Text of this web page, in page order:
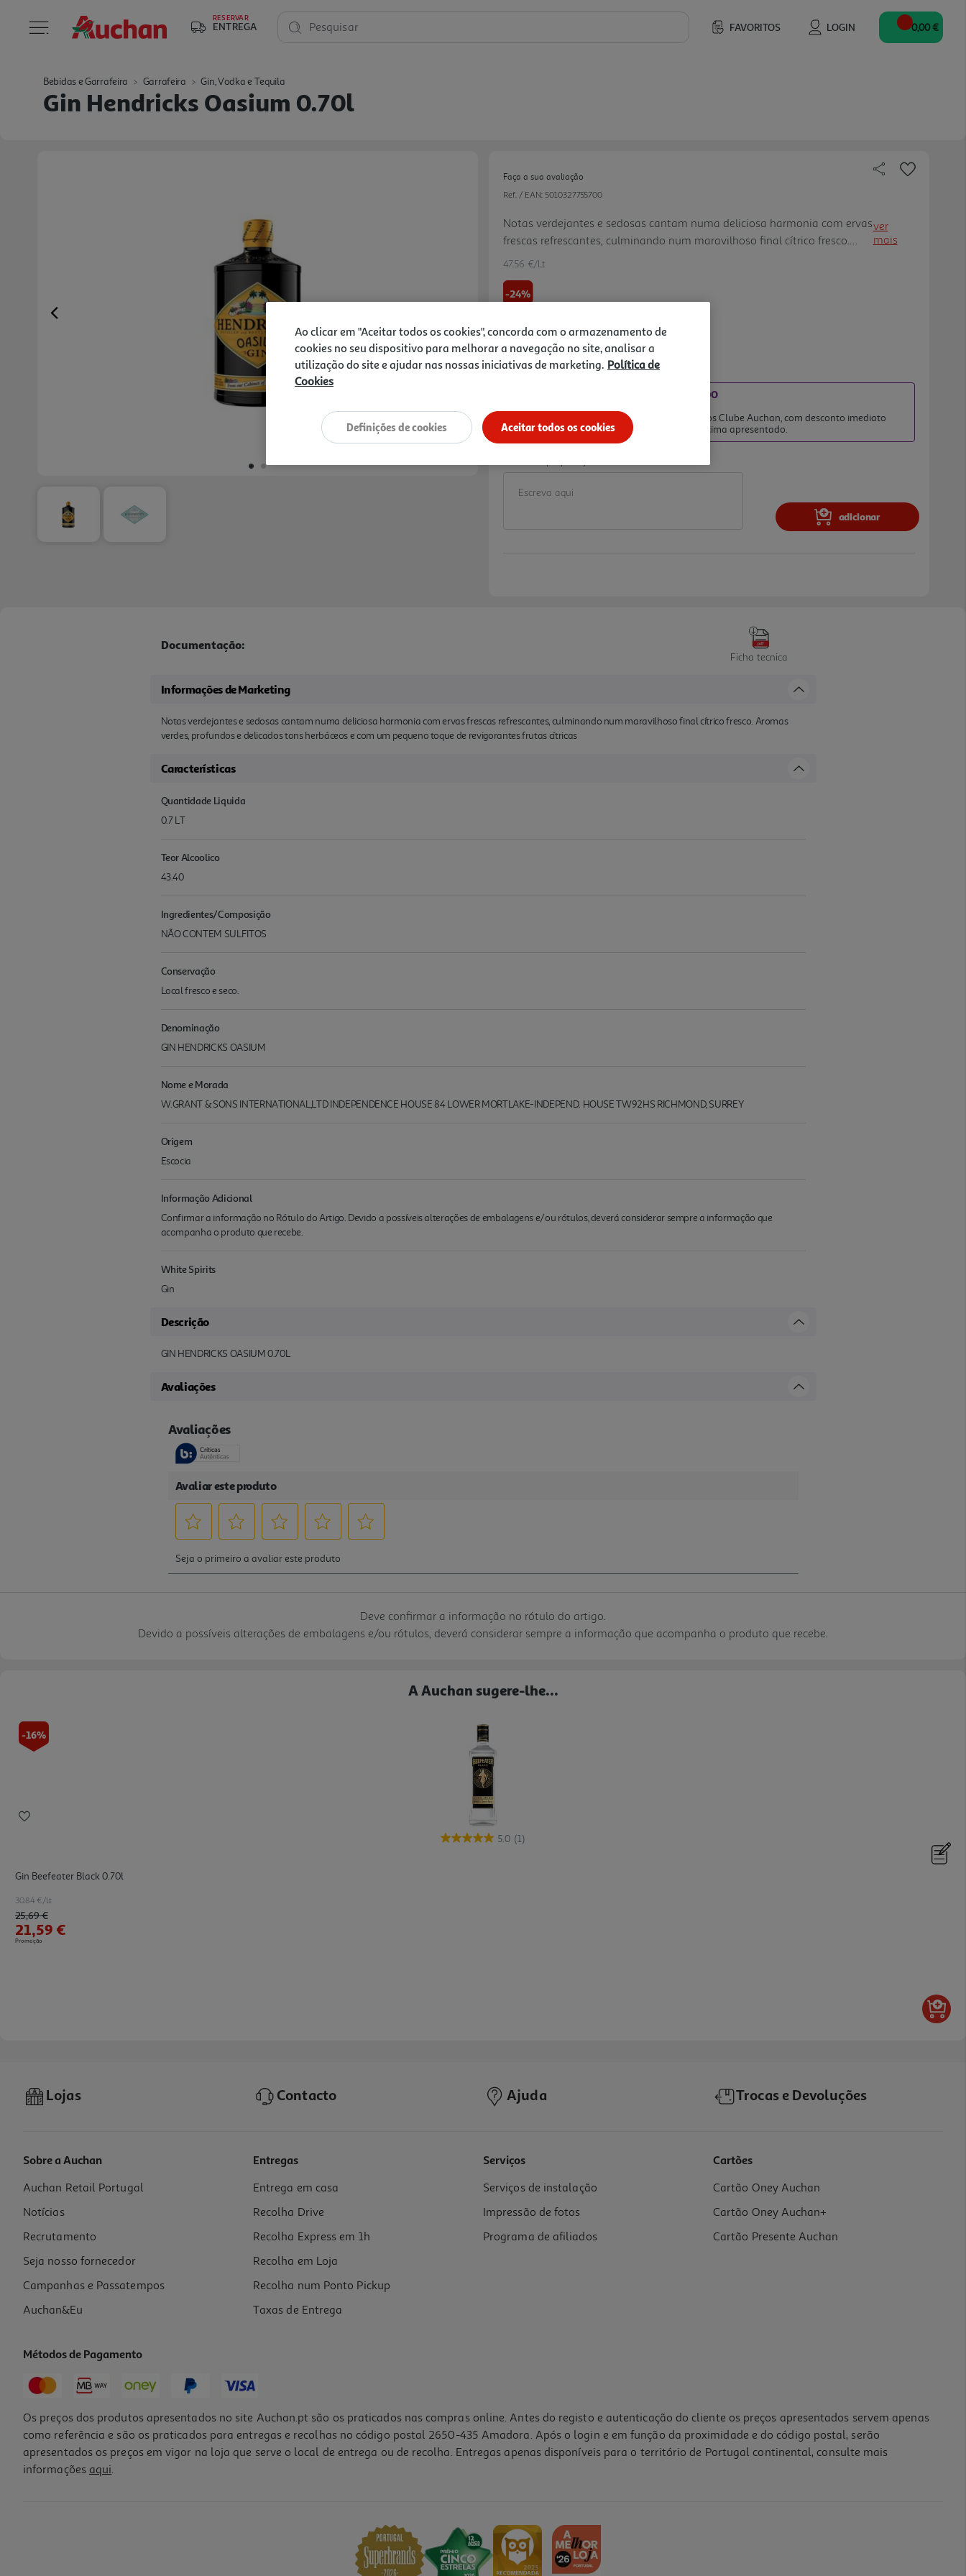
RESERVAR
ENTREGA FAVORITOS LOGIN
Pesquisar 0,00 €
Bebidas e Garrafeira Garrafeira Gin, Vodka e Tequila
Gin Hendricks Oasium 0.70l
Previous
Faça a sua avaliação
Ref. / EAN: 5010327755700
Notas verdejantes e sedosas cantam numa deliciosa harmonia com ervas
frescas refrescantes, culminando num maravilhoso final cítrico fresco.
Aromas verdes, profundos e delicados tons herbáceos e com um pequeno
ver
mais
47.56 €/Lt
-24%
Price reduced from
43,69 €to
33,29 €
Promoção: de 28/5/2026 a 19/8/2026
10% DESCONTO IMEDIATO INCLUÍDO
Preço exclusivo para clientes membros Clube Auchan, com desconto imediato
aplicado já refletido no preço final acima apresentado.
adicionar
Documentação:
Ficha tecnica
Informações de Marketing
Notas verdejantes e sedosas cantam numa deliciosa harmonia com ervas frescas refrescantes, culminando num maravilhoso final cítrico fresco. Aromas
verdes, profundos e delicados tons herbáceos e com um pequeno toque de revigorantes frutas cítricas
Características
Quantidade Liquida
0.7 LT
Teor Alcoolico
43.40
Ingredientes/Composição
NÃO CONTEM SULFITOS
Conservação
Local fresco e seco.
Denominação
GIN HENDRICKS OASIUM
Nome e Morada
W.GRANT & SONS INTERNATIONAL,LTD INDEPENDENCE HOUSE 84 LOWER MORTLAKE-INDEPEND. HOUSE TW92HS RICHMOND, SURREY
Origem
Escocia
Informação Adicional
Confirmar a informação no Rótulo do Artigo. Devido a possíveis alterações de embalagens e/ou rótulos, deverá considerar sempre a informação que
acompanha o produto que recebe.
White Spirits
Gin
Descrição
GIN HENDRICKS OASIUM 0.70L
Avaliações
Deve confirmar a informação no rótulo do artigo.
Devido a possíveis alterações de embalagens e/ou rótulos, deverá considerar sempre a informação que acompanha o produto que recebe.
A Auchan sugere-lhe...
-16%
5.0 (1)
Gin Beefeater Black 0.70l
30.84 €/Lt
Price reduced from
25,69 €to
21,59 €
Promoção
Gin Drumshanbo Gunpowder 0.50l
49.98 €/Lt
24,99 €
-27%
Lojas Contacto Ajuda Trocas e Devoluções
Sobre a Auchan
Auchan Retail Portugal
Notícias
Recrutamento
Seja nosso fornecedor
Campanhas e Passatempos
Auchan&Eu
Entregas
Entrega em casa
Recolha Drive
Recolha Express em 1h
Recolha em Loja
Recolha num Ponto Pickup
Taxas de Entrega
Serviços
Serviços de instalação
Impressão de fotos
Programa de afiliados
Cartões
Cartão Oney Auchan
Cartão Oney Auchan+
Cartão Presente Auchan
Métodos de Pagamento
Os preços dos produtos apresentados no site Auchan.pt são os praticados nas compras online. Antes do registo e autenticação do cliente os preços apresentados servem apenas
como referência e são os praticados para entregas e recolhas no código postal 2650-435 Amadora. Após o login e em função da proximidade e do código postal, serão
apresentados os preços em vigor na loja que serve o local de entrega ou de recolha. Entregas apenas disponíveis para o território de Portugal continental, consulte mais
informações aqui.
Ao clicar em "Aceitar todos os cookies", concorda com o armazenamento de
cookies no seu dispositivo para melhorar a navegação no site, analisar a
utilização do site e ajudar nas nossas iniciativas de marketing. Política de
Cookies
Aceitar todos os cookies
Definições de cookies